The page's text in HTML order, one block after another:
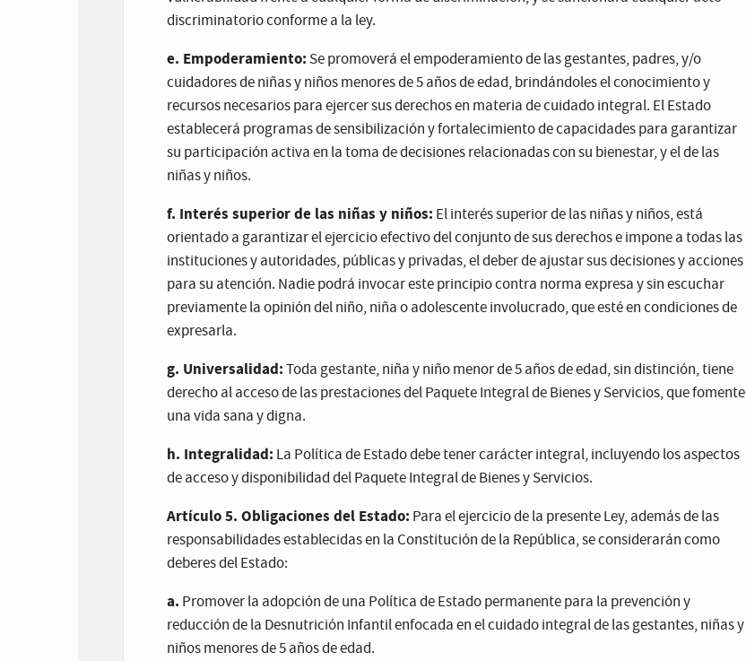
discriminatorio conforme a la ley.
e. Empoderamiento: Se promoverá el empoderamiento de las gestantes, padres, y/o
cuidadores de niñas y niños menores de 5 años de edad, brindándoles el conocimiento y
recursos necesarios para ejercer sus derechos en materia de cuidado integral. El Estado
establecerá programas de sensibilización y fortalecimiento de capacidades para garantizar
su participación activa en la toma de decisiones relacionadas con su bienestar, y el de las
niñas y niños.
f. Interés superior de las niñas y niños: El interés superior de las niñas y niños, está
orientado a garantizar el ejercicio efectivo del conjunto de sus derechos e impone a todas las
instituciones y autoridades, públicas y privadas, el deber de ajustar sus decisiones y acciones
para su atención. Nadie podrá invocar este principio contra norma expresa y sin escuchar
previamente la opinión del niño, niña o adolescente involucrado, que esté en condiciones de
expresarla.
g. Universalidad:Toda gestante, niña y niño menor de 5 años de edad, sin distinción, tiene
derecho al acceso de las prestaciones del Paquete Integral de Bienes y Servicios, que fomente
una vida sana y digna.
h. Integralidad: La Política de Estado debe tener carácter integral, incluyendo los aspectos
de acceso y disponibilidad del Paquete Integral de Bienes y Servicios.
Artículo 5. Obligaciones del Estado: Para el ejercicio de la presente Ley, además de las
responsabilidades establecidas en la Constitución de la República, se considerarán como
deberes del Estado:
a. Promover la adopción de una Política de Estado permanente para la prevención y
reducción de la Desnutrición Infantil enfocada en el cuidado integral de las gestantes, niñas y
niños menores de 5 años de edad.